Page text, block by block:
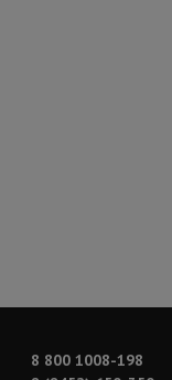
8 800 1008-198